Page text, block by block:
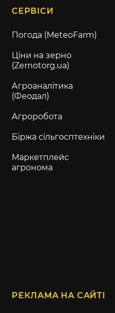
СЕРВІСИ
Погода (MeteoFarm)
Ціни на зерно
(Zernotorg.ua)
Агроаналітика
(Феодал)
Агроробота
Біржа сільгосптехніки
Маркетплейс
агронома
РЕКЛАМА НА САЙТІ